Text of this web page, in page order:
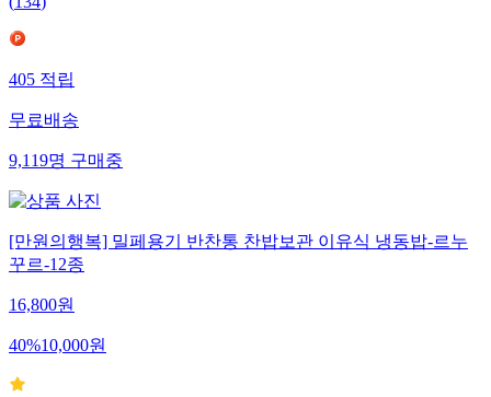
(134)
405적립
무료배송
9,119명구매중
[만원의행복] 밀페용기 반찬통 찬밥보관 이유식 냉동밥-르누
꾸르-12종
16,800원
40%10,000원